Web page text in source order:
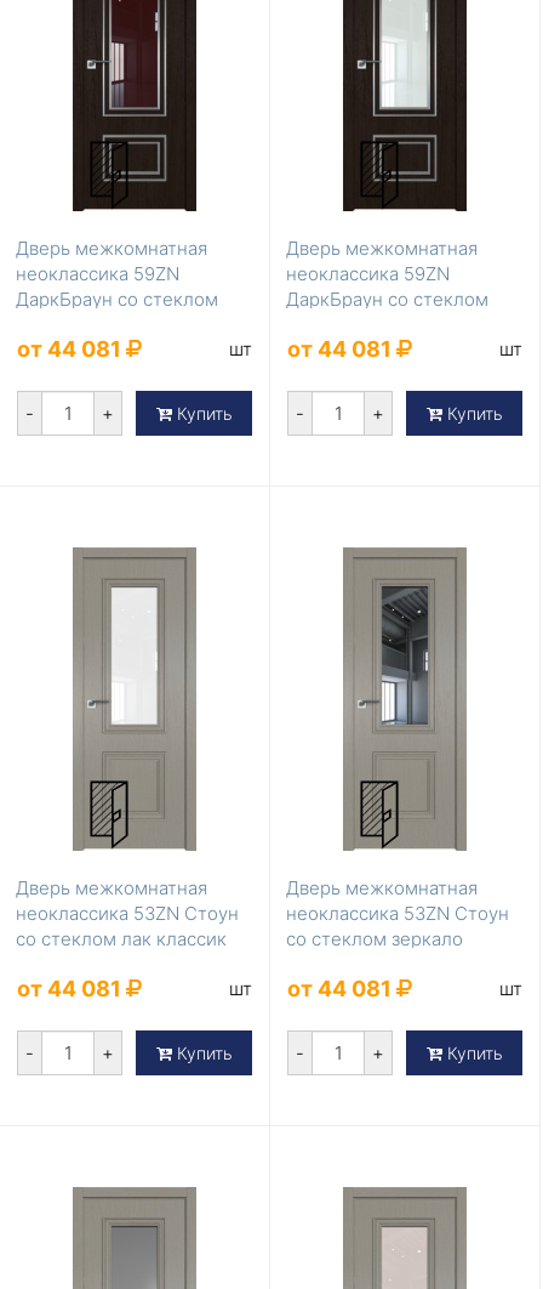
Дверь межкомнатная
неоклассика 59ZN
ДаркБраун со стеклом
от 44 081 шт
- + Купить
Дверь межкомнатная
неоклассика 59ZN
ДаркБраун со стеклом
от 44 081 шт
- + Купить
Дверь межкомнатная
неоклассика 53ZN Стоун
со стеклом лак классик
от 44 081 шт
- + Купить
Дверь межкомнатная
неоклассика 53ZN Стоун
со стеклом зеркало
от 44 081 шт
- + Купить